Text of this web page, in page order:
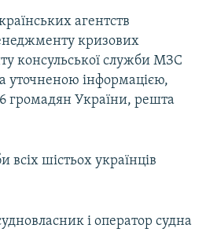
агентств
кризових
консульської служби МЗС
уточненою інформацією,
громадян України, решта
всіх шістьох українців
і оператор судна